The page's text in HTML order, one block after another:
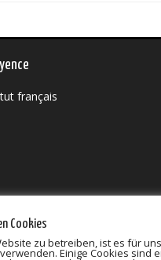
français
Cookies
zu betreiben, ist es für
Einige Cookies sind